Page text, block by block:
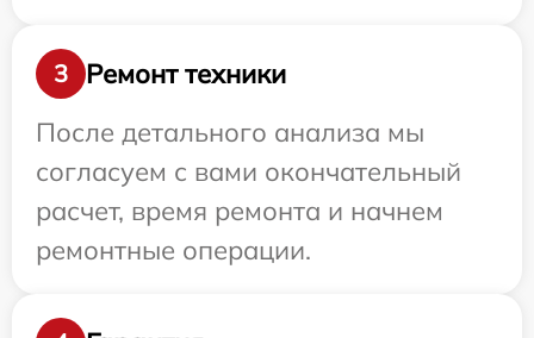
3
Ремонт техники
После детального анализа мы
согласуем с вами окончательный
расчет, время ремонта и начнем
ремонтные операции.